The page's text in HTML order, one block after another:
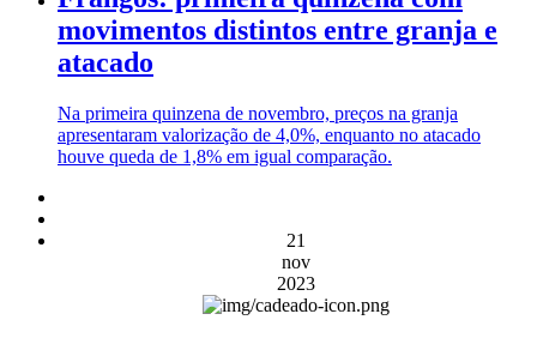
movimentos distintos entre granja e
atacado
Na primeira quinzena de novembro, preços na granja
apresentaram valorização de 4,0%, enquanto no atacado
houve queda de 1,8% em igual comparação.
21
nov
2023